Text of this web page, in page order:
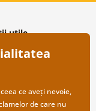
utile
angroce aveți nevoie,
de care nu